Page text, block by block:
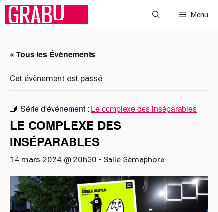
Aller
Menu
« Tous les Évènements
Cet évènement est passé.
Série d'événement : Le complexe des inséparables
LE COMPLEXE DES
INSÉPARABLES
14 mars 2024 @ 20h30 • Salle Sémaphore